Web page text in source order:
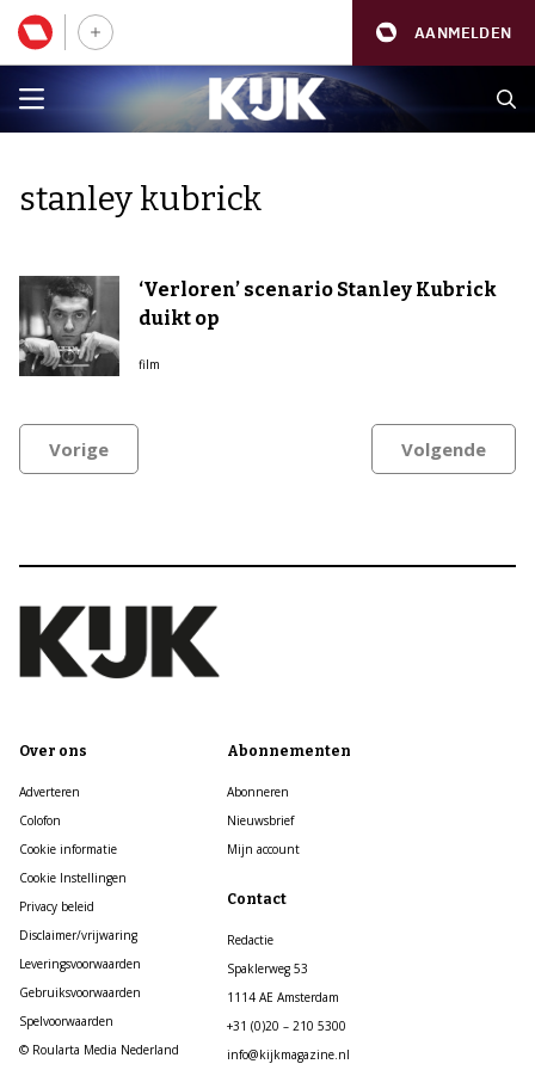
AANMELDEN
stanley kubrick
‘Verloren’ scenario Stanley Kubrick
duikt op
film
Vorige Volgende
Over ons
Adverteren
Colofon
Cookie informatie
Cookie Instellingen
Privacy beleid
Disclaimer/vrijwaring
Leveringsvoorwaarden
Gebruiksvoorwaarden
Spelvoorwaarden
© Roularta Media Nederland
Abonnementen
Abonneren
Nieuwsbrief
Mijn account
Contact
Redactie
Spaklerweg 53
1114 AE Amsterdam
+31 (0)20 – 210 5300
info@kijkmagazine.nl